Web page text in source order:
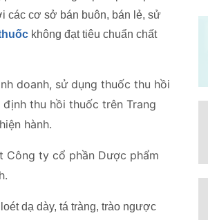
các cơ sở bán buôn, bán lẻ, sử
không đạt tiêu chuẩn chất
doanh, sử dụng thuốc thu hồi
thu hồi thuốc trên Trang
hành.
Công ty cổ phần Dược phẩm
dạ dày, tá tràng, trào ngược